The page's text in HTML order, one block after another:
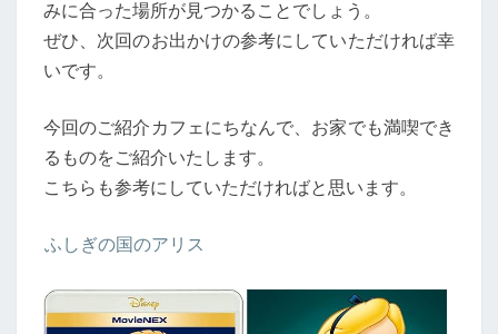
みに合った場所が見つかることでしょう。
ぜひ、次回のお出かけの参考にしていただければ幸
いです。
今回のご紹介カフェにちなんで、お家でも満喫でき
るものをご紹介いたします。
こちらも参考にしていただければと思います。
ふしぎの国のアリス